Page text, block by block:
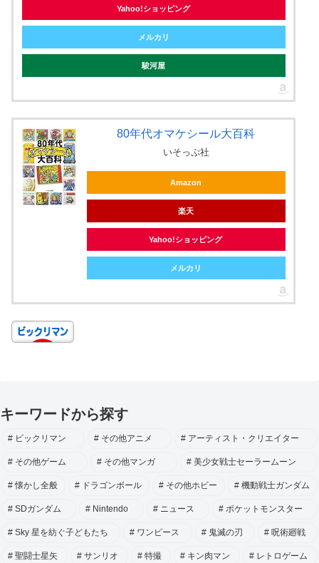
Yahoo!ショッピング
メルカリ
駿河屋
80年代オマケシール大百科
いそっぷ社
Amazon
楽天
Yahoo!ショッピング
メルカリ
キーワードから探す
ビックリマン その他アニメ アーティスト・クリエイター
その他ゲーム その他マンガ 美少女戦士セーラームーン
懐かし全般 ドラゴンボール その他ホビー 機動戦士ガンダム
SDガンダム Nintendo ニュース ポケットモンスター
Sky 星を紡ぐ子どもたち ワンピース 鬼滅の刃 呪術廻戦
聖闘士星矢 サンリオ 特撮 キン肉マン レトロゲーム